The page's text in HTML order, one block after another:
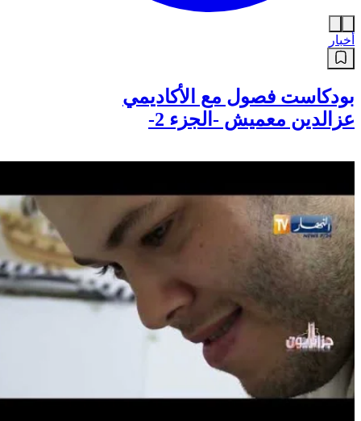
أخبار
بودكاست فصول مع الأكاديمي
عزالدين معميش -الجزء 2-